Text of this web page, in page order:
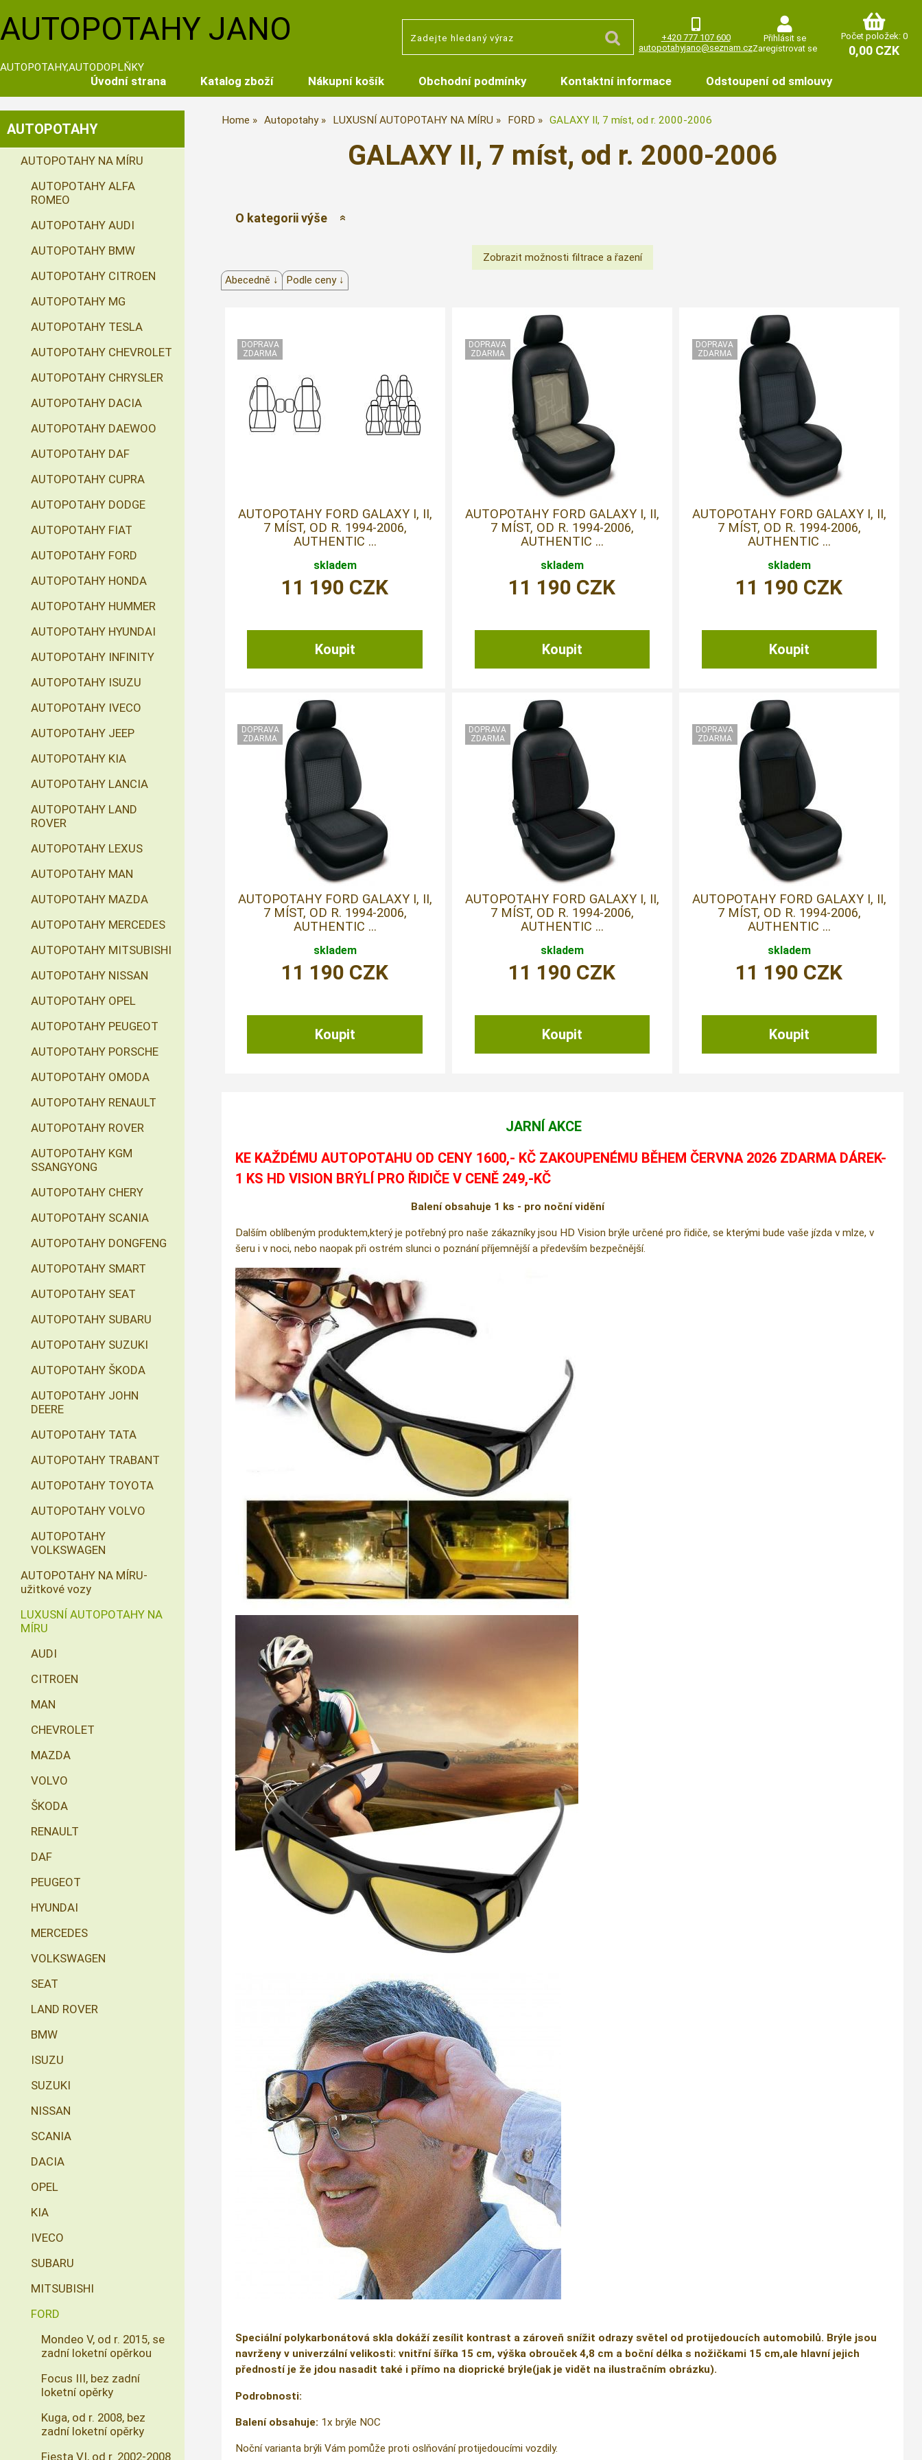
+420 777 107 600
autopotahyjano@seznam.cz
Přihlásit se
Zaregistrovat se
Počet položek: 0
0,00 CZK
AUTOPOTAHY JANO
AUTOPOTAHY,AUTODOPLŇKY
Úvodní strana Katalog zboží Nákupní košík Obchodní podmínky Kontaktní informace Odstoupení od smlouvy
Home Autopotahy LUXUSNÍ AUTOPOTAHY NA MÍRU FORD GALAXY II, 7 míst, od r. 2000-2006
GALAXY II, 7 míst, od r. 2000-2006
O kategorii výše
Abecedně ↓ Podle ceny ↓
AUTOPOTAHY FORD GALAXY I, II,
7 MÍST, OD R. 1994-2006,
AUTHENTIC ...
skladem
11 190 CZK
AUTOPOTAHY FORD GALAXY I, II,
7 MÍST, OD R. 1994-2006,
AUTHENTIC ...
skladem
11 190 CZK
AUTOPOTAHY FORD GALAXY I, II,
7 MÍST, OD R. 1994-2006,
AUTHENTIC ...
skladem
11 190 CZK
AUTOPOTAHY FORD GALAXY I, II,
7 MÍST, OD R. 1994-2006,
AUTHENTIC ...
skladem
11 190 CZK
AUTOPOTAHY FORD GALAXY I, II,
7 MÍST, OD R. 1994-2006,
AUTHENTIC ...
skladem
11 190 CZK
AUTOPOTAHY FORD GALAXY I, II,
7 MÍST, OD R. 1994-2006,
AUTHENTIC ...
skladem
11 190 CZK
JARNÍ AKCE
KE KAŽDÉMU AUTOPOTAHU OD CENY 1600,- KČ ZAKOUPENÉMU BĚHEM ČERVNA 2026 ZDARMA DÁREK-
1 KS HD VISION BRÝLÍ PRO ŘIDIČE V CENĚ 249,-KČ
Balení obsahuje 1 ks - pro noční vidění
Dalším oblíbeným produktem,který je potřebný pro naše zákazníky jsou HD Vision brýle určené pro řidiče, se kterými bude vaše jízda v mlze, v
šeru i v noci, nebo naopak při ostrém slunci o poznání příjemnější a především bezpečnější.
Speciální polykarbonátová skla dokáží zesílit kontrast a zároveň snížit odrazy světel od protijedoucích automobilů. Brýle jsou
navrženy v univerzální velikosti: vnitřní šířka 15 cm, výška obrouček 4,8 cm a boční délka s nožičkami 15 cm,ale hlavní jejich
předností je že jdou nasadit také i přímo na dioprické brýle(jak je vidět na ilustračním obrázku).
Podrobnosti:
Balení obsahuje: 1x brýle NOC
Noční varianta brýli Vám pomůže proti oslňování protijedoucími vozdily.
AUTOPOTAHY
AUTOPOTAHY NA MÍRU
AUTOPOTAHY ALFA
ROMEO
AUTOPOTAHY AUDI
AUTOPOTAHY BMW
AUTOPOTAHY CITROEN
AUTOPOTAHY MG
AUTOPOTAHY TESLA
AUTOPOTAHY CHEVROLET
AUTOPOTAHY CHRYSLER
AUTOPOTAHY DACIA
AUTOPOTAHY DAEWOO
AUTOPOTAHY DAF
AUTOPOTAHY CUPRA
AUTOPOTAHY DODGE
AUTOPOTAHY FIAT
AUTOPOTAHY FORD
AUTOPOTAHY HONDA
AUTOPOTAHY HUMMER
AUTOPOTAHY HYUNDAI
AUTOPOTAHY INFINITY
AUTOPOTAHY ISUZU
AUTOPOTAHY IVECO
AUTOPOTAHY JEEP
AUTOPOTAHY KIA
AUTOPOTAHY LANCIA
AUTOPOTAHY LAND
ROVER
AUTOPOTAHY LEXUS
AUTOPOTAHY MAN
AUTOPOTAHY MAZDA
AUTOPOTAHY MERCEDES
AUTOPOTAHY MITSUBISHI
AUTOPOTAHY NISSAN
AUTOPOTAHY OPEL
AUTOPOTAHY PEUGEOT
AUTOPOTAHY PORSCHE
AUTOPOTAHY OMODA
AUTOPOTAHY RENAULT
AUTOPOTAHY ROVER
AUTOPOTAHY KGM
SSANGYONG
AUTOPOTAHY CHERY
AUTOPOTAHY SCANIA
AUTOPOTAHY DONGFENG
AUTOPOTAHY SMART
AUTOPOTAHY SEAT
AUTOPOTAHY SUBARU
AUTOPOTAHY SUZUKI
AUTOPOTAHY ŠKODA
AUTOPOTAHY JOHN
DEERE
AUTOPOTAHY TATA
AUTOPOTAHY TRABANT
AUTOPOTAHY TOYOTA
AUTOPOTAHY VOLVO
AUTOPOTAHY
VOLKSWAGEN
AUTOPOTAHY NA MÍRU-
užitkové vozy
LUXUSNÍ AUTOPOTAHY NA
MÍRU
AUDI
CITROEN
MAN
CHEVROLET
MAZDA
VOLVO
ŠKODA
RENAULT
DAF
PEUGEOT
HYUNDAI
MERCEDES
VOLKSWAGEN
SEAT
LAND ROVER
BMW
ISUZU
SUZUKI
NISSAN
SCANIA
DACIA
OPEL
KIA
IVECO
SUBARU
MITSUBISHI
FORD
Mondeo V, od r. 2015, se
zadní loketní opěrkou
Focus III, bez zadní
loketní opěrky
Kuga, od r. 2008, bez
zadní loketní opěrky
Fiesta VI, od r. 2002-2008